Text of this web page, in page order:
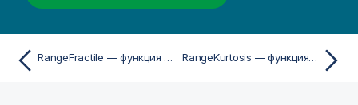
RangeFractile — функция скриптa и диаграммы RangeKurtosis — функция скриптa и диаграммы